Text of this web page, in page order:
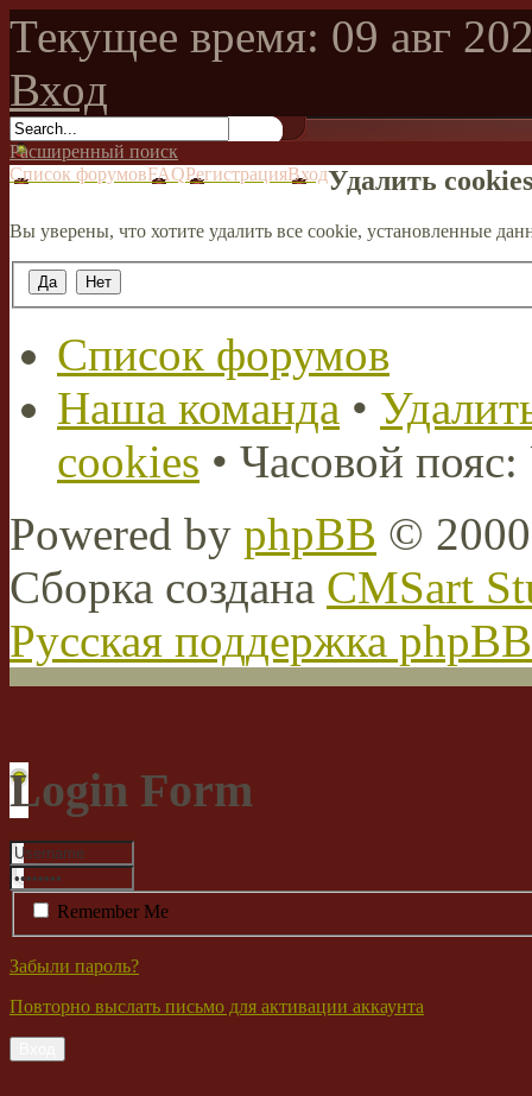
Текущее время: 09 авг
Вход
Расширенный поиск
Список форумовFAQРегистрацияВходУдалить
Вы уверены, что хотите удалить все cookie, установленные
Список форумов
Наша команда •
cookies • Часовой
Powered by phpBB ©
Сборка создана CMSart
Русская поддержка phpBB
Login Form
Remember Me
Забыли пароль?
Повторно выслать письмо для активации аккаунта